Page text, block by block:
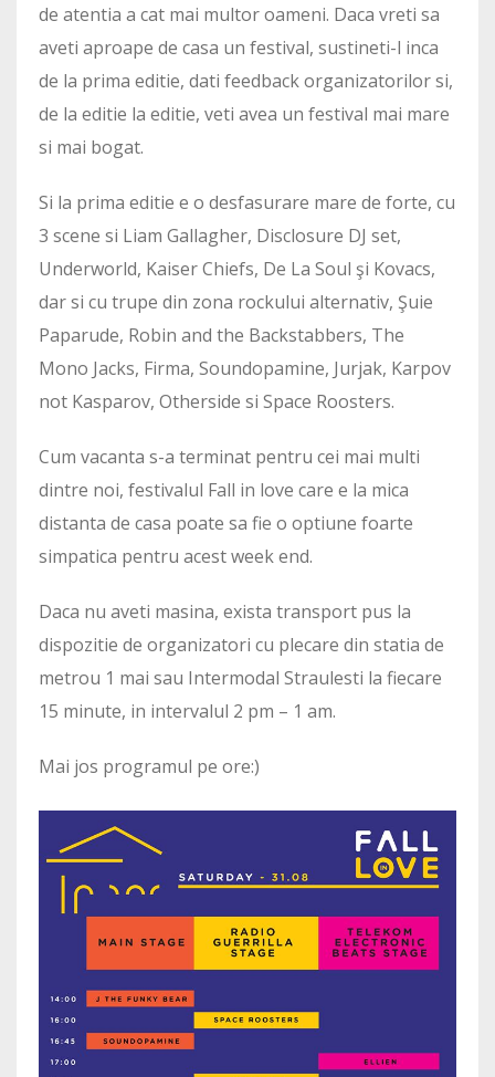
de atentia a cat mai multor oameni. Daca vreti sa
aveti aproape de casa un festival, sustineti-l inca
de la prima editie, dati feedback organizatorilor si,
de la editie la editie, veti avea un festival mai mare
si mai bogat.
Si la prima editie e o desfasurare mare de forte, cu
3 scene si Liam Gallagher, Disclosure DJ set,
Underworld, Kaiser Chiefs, De La Soul şi Kovacs,
dar si cu trupe din zona rockului alternativ, Şuie
Paparude, Robin and the Backstabbers, The
Mono Jacks, Firma, Soundopamine, Jurjak, Karpov
not Kasparov, Otherside si Space Roosters.
Cum vacanta s-a terminat pentru cei mai multi
dintre noi, festivalul Fall in love care e la mica
distanta de casa poate sa fie o optiune foarte
simpatica pentru acest week end.
Daca nu aveti masina, exista transport pus la
dispozitie de organizatori cu plecare din statia de
metrou 1 mai sau Intermodal Straulesti la fiecare
15 minute, in intervalul 2 pm – 1 am.
Mai jos programul pe ore:)